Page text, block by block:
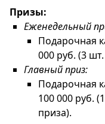
Призы:
Еженедельный
Подарочная
000 руб. (3
Главный приз:
Подарочная
100 000 руб.
приза).